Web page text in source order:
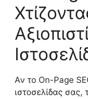
Αν το On-Page
ιστοσελίδας σας,